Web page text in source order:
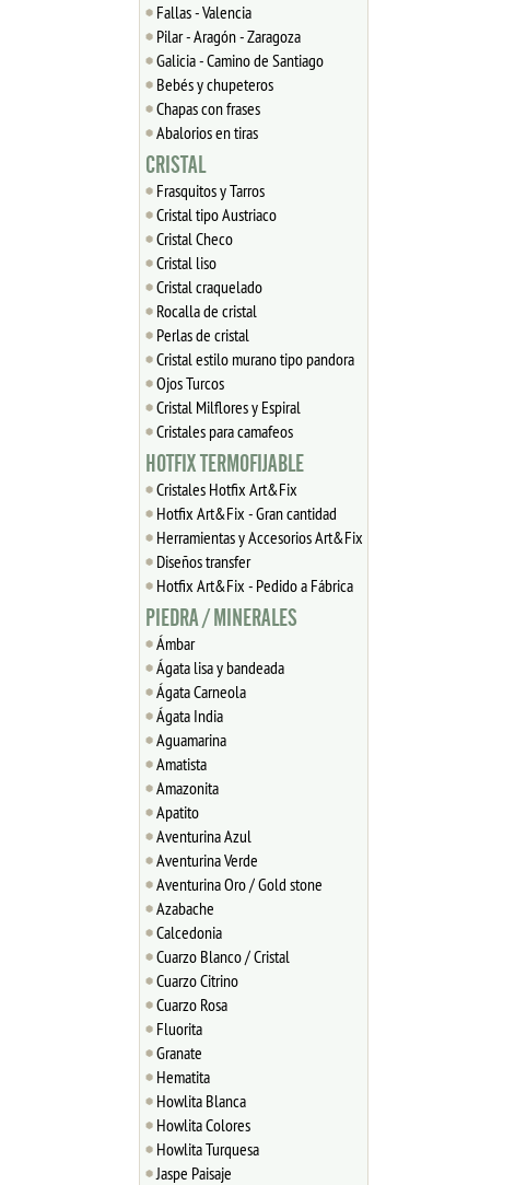
Fallas - Valencia
Pilar - Aragón - Zaragoza
Galicia - Camino de Santiago
Bebés y chupeteros
Chapas con frases
Abalorios en tiras
CRISTAL
Frasquitos y Tarros
Cristal tipo Austriaco
Cristal Checo
Cristal liso
Cristal craquelado
Rocalla de cristal
Perlas de cristal
Cristal estilo murano tipo pandora
Ojos Turcos
Cristal Milflores y Espiral
Cristales para camafeos
HOTFIX TERMOFIJABLE
Cristales Hotfix Art&Fix
Hotfix Art&Fix - Gran cantidad
Herramientas y Accesorios Art&Fix
Diseños transfer
Hotfix Art&Fix - Pedido a Fábrica
PIEDRA / MINERALES
Ámbar
Ágata lisa y bandeada
Ágata Carneola
Ágata India
Aguamarina
Amatista
Amazonita
Apatito
Aventurina Azul
Aventurina Verde
Aventurina Oro / Gold stone
Azabache
Calcedonia
Cuarzo Blanco / Cristal
Cuarzo Citrino
Cuarzo Rosa
Fluorita
Granate
Hematita
Howlita Blanca
Howlita Colores
Howlita Turquesa
Jaspe Paisaje